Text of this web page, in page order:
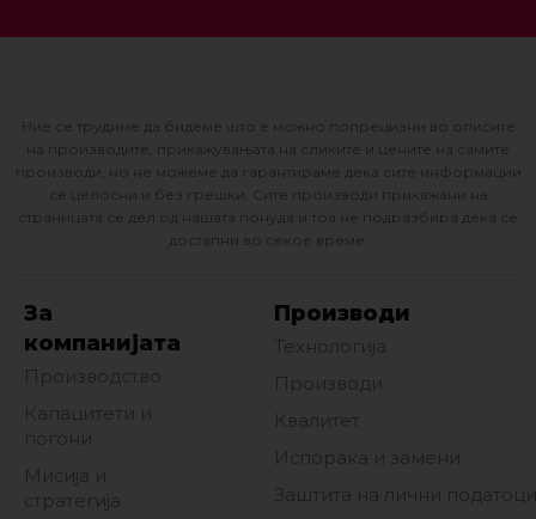
Ние се трудиме да бидеме што е можно попрецизни во описите
на производите, прикажувањата на сликите и цените на самите
производи, но не можеме да гарантираме дека сите информации
се целосни и без грешки. Сите производи прикажани на
страницата се дел од нашата понуда и тоа не подразбира дека се
достапни во секое време.
За
компанијата
Производство
Капацитети и
погони
Мисија и
стратегија
Производи
Технологија
Производи
Квалитет
Испорака и замени
Заштита на лични податоци